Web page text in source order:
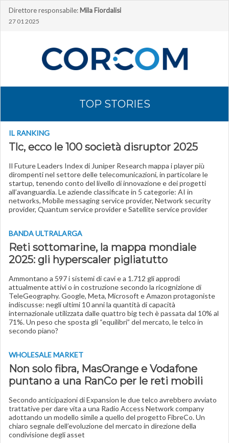
Direttore responsabile: Mila Fiordalisi
27 01 2025
TOP STORIES
IL RANKING
Tlc, ecco le 100 società disruptor 2025
Il Future Leaders Index di Juniper Research mappa i player più
dirompenti nel settore delle telecomunicazioni, in particolare le
startup, tenendo conto del livello di innovazione e dei progetti
all’avanguardia. Le aziende classificate in 5 categorie: AI in
networks, Mobile messaging service provider, Network security
provider, Quantum service provider e Satellite service provider
BANDA ULTRALARGA
Reti sottomarine, la mappa mondiale
2025: gli hyperscaler pigliatutto
Ammontano a 597 i sistemi di cavi e a 1.712 gli approdi
attualmente attivi o in costruzione secondo la ricognizione di
TeleGeography. Google, Meta, Microsoft e Amazon protagoniste
indiscusse: negli ultimi 10 anni la quantità di capacità
internazionale utilizzata dalle quattro big tech è passata dal 10% al
71%. Un peso che sposta gli “equilibri” del mercato, le telco in
secondo piano?
WHOLESALE MARKET
Non solo fibra, MasOrange e Vodafone
puntano a una RanCo per le reti mobili
Secondo anticipazioni di Expansion le due telco avrebbero avviato
trattative per dare vita a una Radio Access Network company
adottando un modello simile a quello del progetto FibreCo. Un
chiaro segnale dell’evoluzione del mercato in direzione della
condivisione degli asset